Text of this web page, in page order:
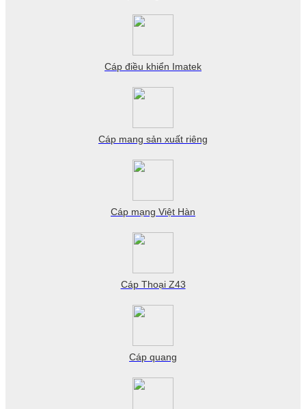
Cáp điều khiển Imatek
Cáp mang sản xuất riêng
Cáp mạng Việt Hàn
Cáp Thoại Z43
Cáp quang